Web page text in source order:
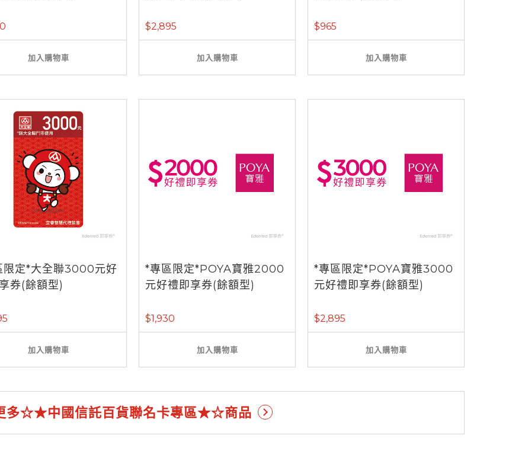
加入購物車
$2,895
加入購物車
$965
加入購物車
限定*大全聯3000元好
券(餘額型)
加入購物車
*專區限定*POYA寶雅2000
元好禮即享券(餘額型)
$1,930
加入購物車
*專區限定*POYA寶雅3000
元好禮即享券(餘額型)
$2,895
加入購物車
多☆★中國信託百貨聯名卡專區★☆商品